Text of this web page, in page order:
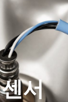
센서
센서
드 SEOK 센서를
품 하고 있습니다.